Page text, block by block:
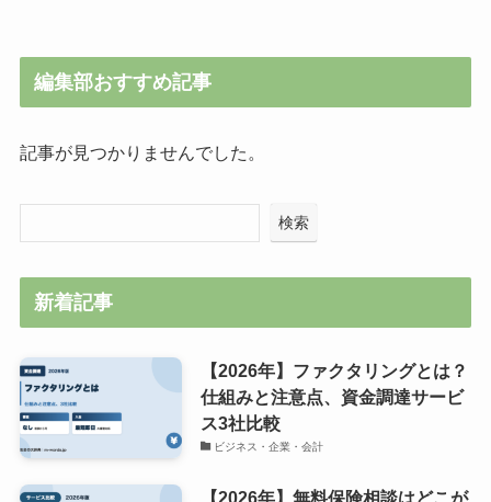
編集部おすすめ記事
記事が見つかりませんでした。
検索
新着記事
【2026年】ファクタリングとは？
仕組みと注意点、資金調達サービ
ス3社比較
ビジネス・企業・会計
【2026年】無料保険相談はどこが